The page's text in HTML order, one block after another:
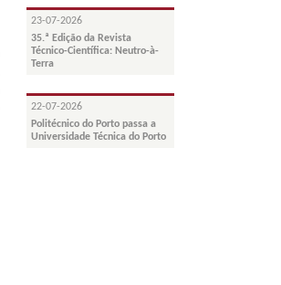
23-07-2026
35.ª Edição da Revista
Técnico-Científica: Neutro-à-
Terra
22-07-2026
Politécnico do Porto passa a
Universidade Técnica do Porto